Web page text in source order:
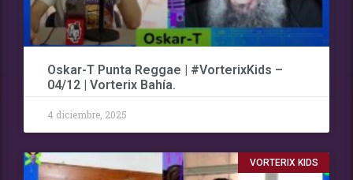
Oskar-T Punta Reggae | #VorterixKids –
04/12 | Vorterix Bahía.
4 diciembre, 2025
VORTERIX KIDS